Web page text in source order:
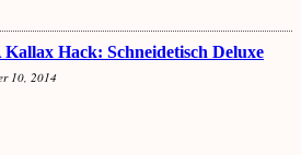
Hack: Schneidetisch Deluxe
10, 2014